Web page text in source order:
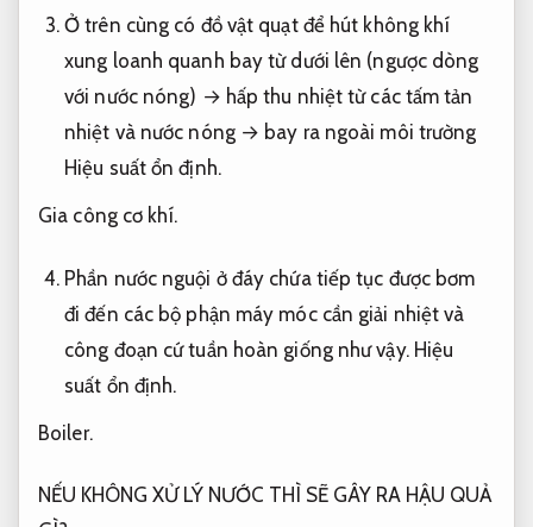
Ở trên cùng có đồ vật quạt để hút không khí
xung loanh quanh bay từ dưới lên (ngược dòng
với nước nóng) → hấp thu nhiệt từ các tấm tản
nhiệt và nước nóng → bay ra ngoài môi trường
Hiệu suất ổn định.
Gia công cơ khí.
Phần nước nguội ở đáy chứa tiếp tục được bơm
đi đến các bộ phận máy móc cần giải nhiệt và
công đoạn cứ tuần hoàn giống như vậy. Hiệu
suất ổn định.
Boiler.
NẾU KHÔNG XỬ LÝ NƯỚC THÌ SẼ GÂY RA HẬU QUẢ